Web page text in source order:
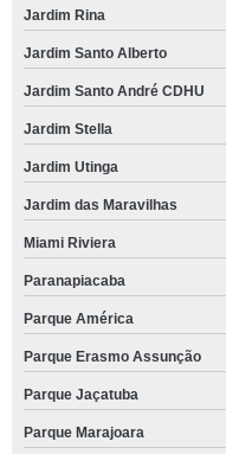
Jardim Rina
Jardim Santo Alberto
Jardim Santo André CDHU
Jardim Stella
Jardim Utinga
Jardim das Maravilhas
Miami Riviera
Paranapiacaba
Parque América
Parque Erasmo Assunção
Parque Jaçatuba
Parque Marajoara